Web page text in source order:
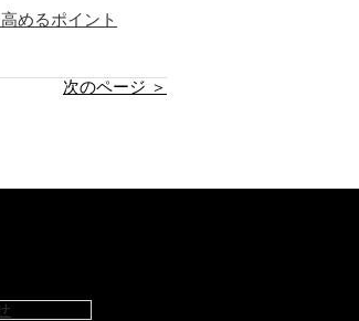
めるポイント
次のページ ＞